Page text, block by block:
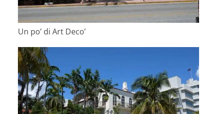
Un po’ di Art Deco’